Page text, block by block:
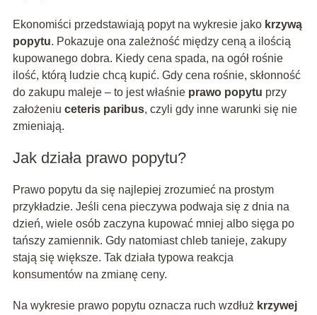
Ekonomiści przedstawiają popyt na wykresie jako krzywą
popytu. Pokazuje ona zależność między ceną a ilością
kupowanego dobra. Kiedy cena spada, na ogół rośnie
ilość, którą ludzie chcą kupić. Gdy cena rośnie, skłonność
do zakupu maleje – to jest właśnie prawo popytu przy
założeniu ceteris paribus, czyli gdy inne warunki się nie
zmieniają.
Jak działa prawo popytu?
Prawo popytu da się najlepiej zrozumieć na prostym
przykładzie. Jeśli cena pieczywa podwaja się z dnia na
dzień, wiele osób zaczyna kupować mniej albo sięga po
tańszy zamiennik. Gdy natomiast chleb tanieje, zakupy
stają się większe. Tak działa typowa reakcja
konsumentów na zmianę ceny.
Na wykresie prawo popytu oznacza ruch wzdłuż krzywej